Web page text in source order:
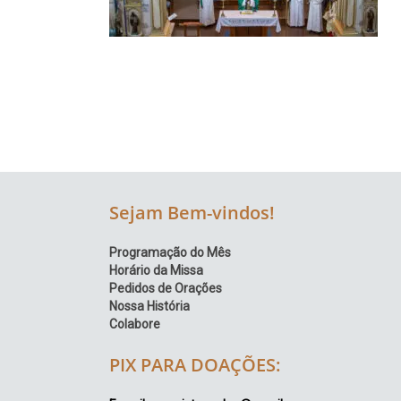
Região
Episcopal
Sejam Bem-vindos!
Programação do Mês
Horário da Missa
Pedidos de Orações
Nossa História
Colabore
PIX PARA DOAÇÕES: